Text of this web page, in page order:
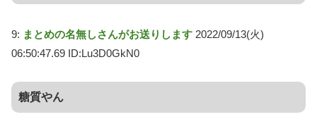
9: まとめの名無しさんがお送りします 2022/09/13(火)
06:50:47.69 ID:Lu3D0GkN0
糖質やん